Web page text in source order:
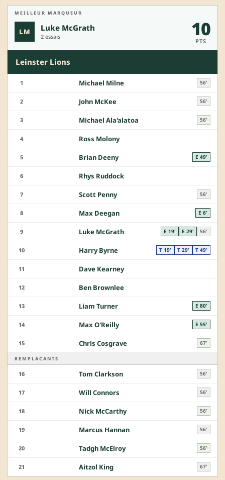
MEILLEUR MARQUEUR
LM Luke McGrath
2 essais 10
PTS
Leinster Lions
1 Michael Milne 56'
2 John McKee 56'
3 Michael Ala'alatoa 56'
4 Ross Molony
5 Brian Deeny E 49'
6 Rhys Ruddock
7 Scott Penny 56'
8 Max Deegan E 6'
9 Luke McGrath E 19' E 29' 56'
10 Harry Byrne T 19' T 29' T 49'
11 Dave Kearney
12 Ben Brownlee
13 Liam Turner E 80'
14 Max O'Reilly E 55'
15 Chris Cosgrave 67'
REMPLACANTS
16 Tom Clarkson 56'
17 Will Connors 56'
18 Nick McCarthy 56'
19 Marcus Hannan 56'
20 Tadgh McElroy 56'
21 Aitzol King 67'